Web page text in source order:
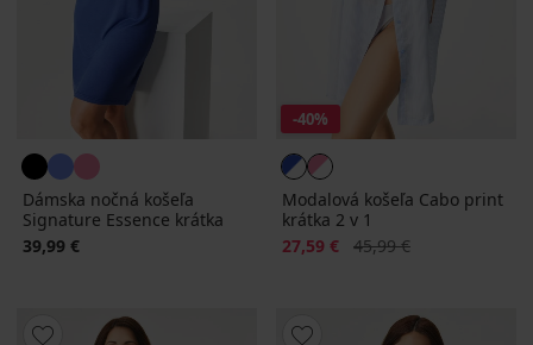
Dámska nočná košeľa
Signature Essence krátka
39,99 €
-40%
Modalová košeľa Cabo print
krátka 2 v 1
Zľava
27,59 € Pôvodná cena
45,99 €